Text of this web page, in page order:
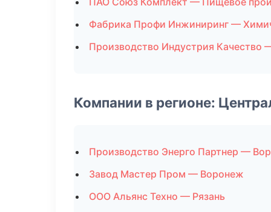
Фабрика Профи Инжиниринг —
Производство Индустрия Качество
Компании в регионе:
Производство Энерго Партнер —
Завод Мастер Пром — Воронеж
ООО Альянс Техно — Рязань